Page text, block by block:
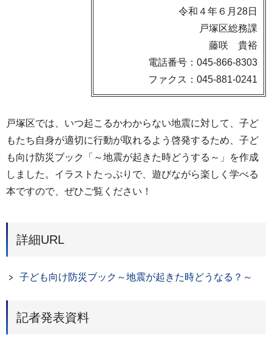
令和４年６月28日
戸塚区総務課
藤咲 貴裕
電話番号：045-866-8303
ファクス：045-881-0241
戸塚区では、いつ起こるかわからない地震に対して、子ど
もたち自身が適切に行動が取れるよう啓発するため、子ど
も向け防災ブック「～地震が起きた時どうする～」を作成
しました。イラストたっぷりで、遊びながら楽しく学べる
本ですので、ぜひご覧ください！
詳細URL
子ども向け防災ブック～地震が起きた時どうなる？～
記者発表資料